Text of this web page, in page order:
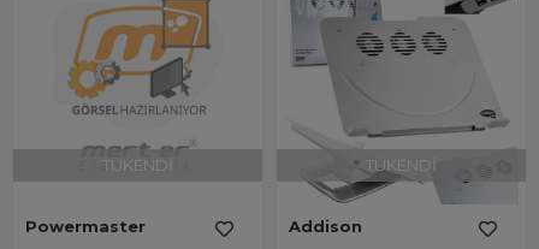
TÜKENDI
Powermaster
TÜKENDI
Addison